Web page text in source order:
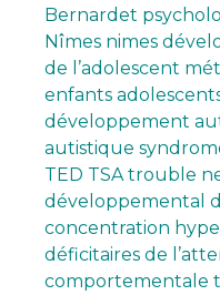
Bernardet
Nîmes nimes
de l’adolescent
enfants
développement
autistique
TED TSA trouble
développemental
concentration
déficitaires de
comportementale